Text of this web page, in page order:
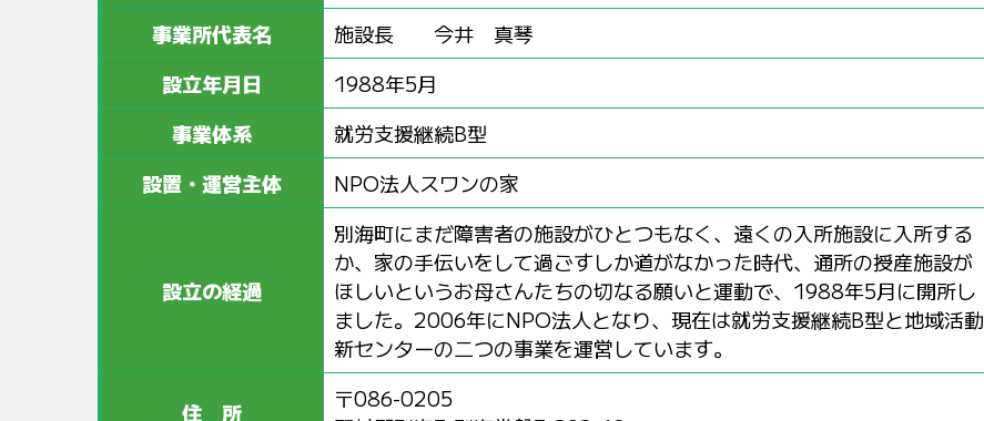
事業所代表名
施設長 今井 真琴
設立年月日
1988年5月
事業体系
就労支援継続B型
設置・運営主体
NPO法人スワンの家
設立の経過
別海町にまだ障害者の施設がひとつもなく、遠くの入所施設に入所する
か、家の手伝いをして過ごすしか道がなかった時代、通所の授産施設が
ほしいというお母さんたちの切なる願いと運動で、1988年5月に開所し
ました。2006年にNPO法人となり、現在は就労支援継続B型と地域活動
新センターの二つの事業を運営しています。
住 所
〒086-0205